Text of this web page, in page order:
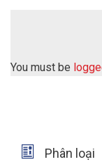
You must be
 Phân loại